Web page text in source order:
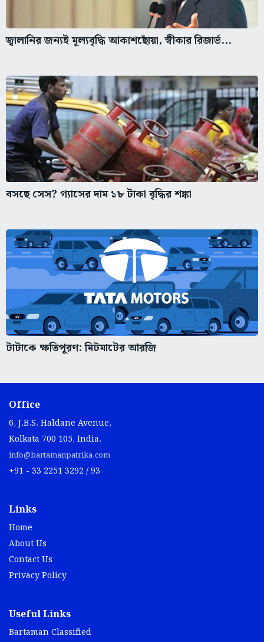
জ্বালানির জন্যই মূল্যবৃদ্ধি আকাশছোঁয়া, স্বীকার রিজার্ভ...
বসছে সেস? গ্যাসের দাম ১৮ টাকা বৃদ্ধির শঙ্কা
টাটাকে ক্ষতিপূরণ: মিটমাটের আরজি
Office
6, J.B.S. Haldane Avenue,
Kolkata 700 105, India.
info@bartamanpatrika.com
+91 - 33 2251 3292 / 93
Links
Home
About Us
Contact Us
Privacy Policy
Useful Links
Bartaman Classified